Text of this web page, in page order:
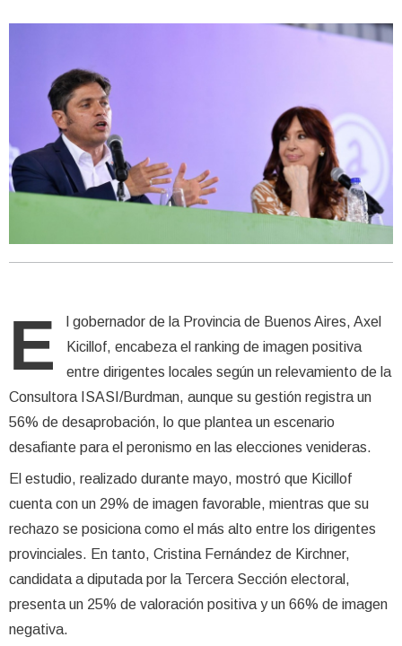
E
l gobernador de la Provincia de Buenos Aires, Axel
Kicillof, encabeza el ranking de imagen positiva
entre dirigentes locales según un relevamiento de la
Consultora ISASI/Burdman, aunque su gestión registra un
56% de desaprobación, lo que plantea un escenario
desafiante para el peronismo en las elecciones venideras.
El estudio, realizado durante mayo, mostró que Kicillof
cuenta con un 29% de imagen favorable, mientras que su
rechazo se posiciona como el más alto entre los dirigentes
provinciales. En tanto, Cristina Fernández de Kirchner,
candidata a diputada por la Tercera Sección electoral,
presenta un 25% de valoración positiva y un 66% de imagen
negativa.